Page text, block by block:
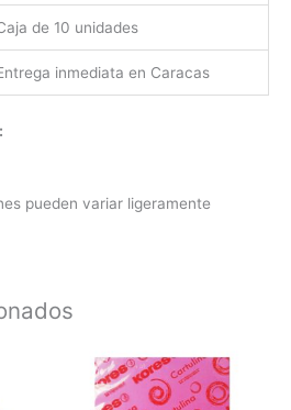
de 10 unidades
inmediata en Caracas
pueden variar ligeramente